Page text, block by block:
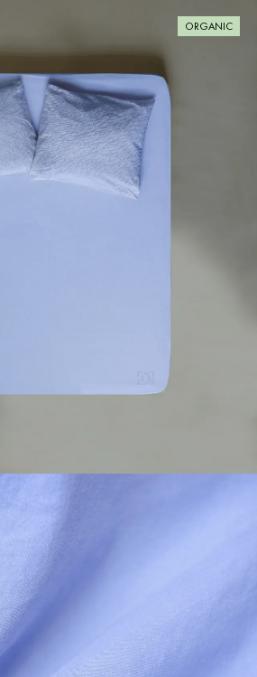
ORGANIC